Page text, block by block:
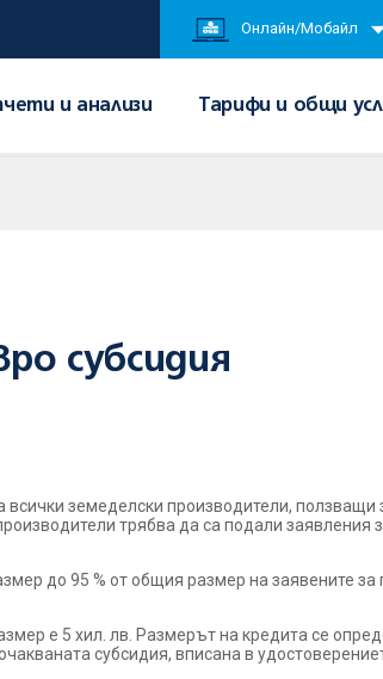
Онлайн/Мобайл
и анализи Тарифи и общи
субсидия
земеделски производители,
трябва да са подали
до 95 % от общия размер на заявените
е 5 хил. лв. Размерът на кредита се
субсидия, вписана в